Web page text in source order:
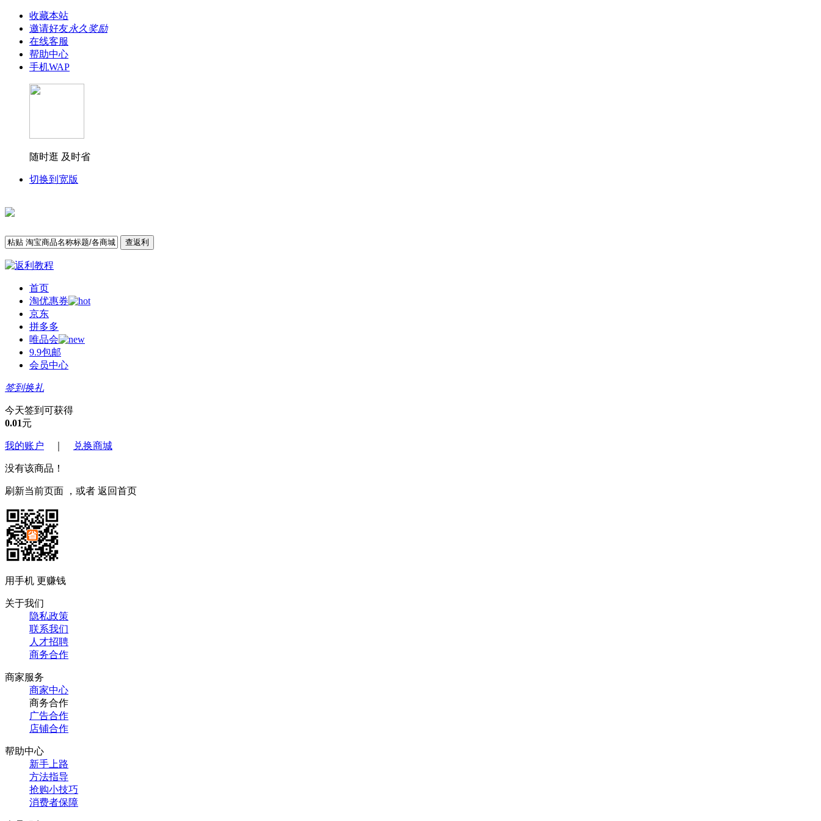
收藏本站
邀请好友永久奖励
在线客服
帮助中心
手机WAP
随时逛 及时省
切换到宽版
查返利
首页
淘优惠券
京东
拼多多
唯品会
9.9包邮
会员中心
签到换礼
今天签到可获得
0.01元
我的账户 兑换商城
没有该商品！
刷新当前页面 ，或者 返回首页
用手机 更赚钱
关于我们
隐私政策
联系我们
人才招聘
商务合作
商家服务
商家中心
商务合作
广告合作
店铺合作
帮助中心
新手上路
方法指导
抢购小技巧
消费者保障